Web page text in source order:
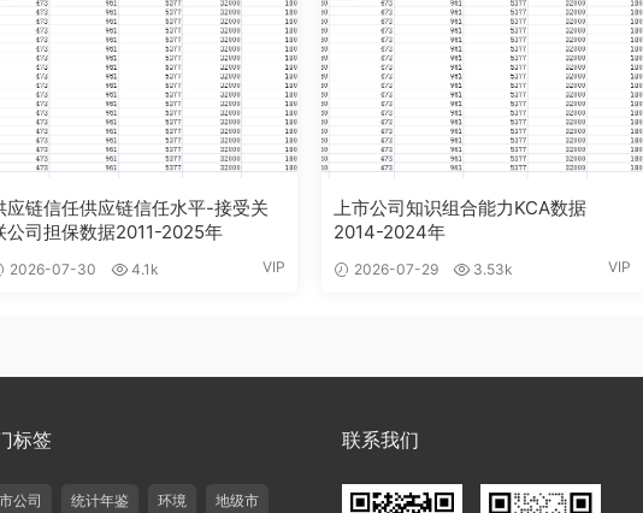
应链信任供应链信任水平-接受关
公司担保数据2011-2025年
2026-07-30 4.1k VIP
上市公司知识组合能力KCA数据
2014-2024年
2026-07-29 3.53k VIP
标签
公司 统计年鉴 环境 地级市
联系我们